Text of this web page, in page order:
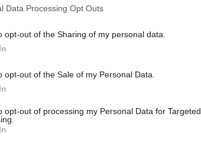
Data Processing Opt Outs
opt-out of the Sharing of my personal data.
opt-out of the Sale of my Personal Data.
opt-out of processing my Personal Data for Targeted